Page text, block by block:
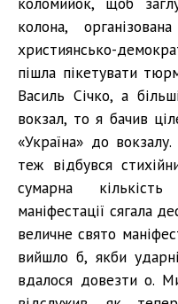
колона,
християнсько-
пішла пікетувати
Василь Січко, а
вокзал, то я бачив
«Україна» до
теж відбувся
сумарна
маніфестації сягала
величне свято
вийшло б, якби
вдалося довезти о.